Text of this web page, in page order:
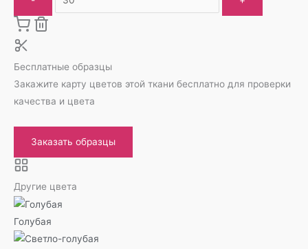
Бесплатные образцы
Закажите карту цветов этой ткани бесплатно для проверки
качества и цвета
Заказать образцы
Другие цвета
Голубая